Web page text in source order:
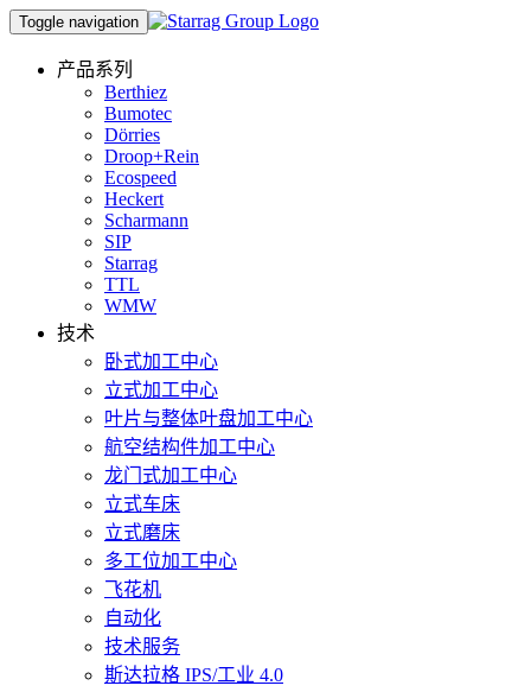
Toggle navigation
产品系列
Berthiez
Bumotec
Dörries
Droop+Rein
Ecospeed
Heckert
Scharmann
SIP
Starrag
TTL
WMW
技术
卧式加工中心
立式加工中心
叶片与整体叶盘加工中心
航空结构件加工中心
龙门式加工中心
立式车床
立式磨床
多工位加工中心
飞花机
自动化
技术服务
斯达拉格 IPS/工业 4.0